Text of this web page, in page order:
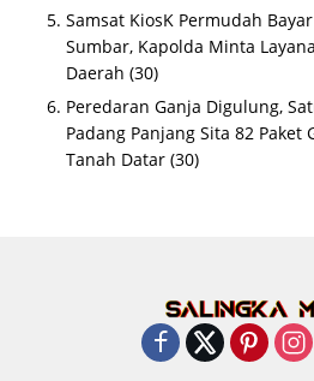
Samsat KiosK Permudah
Sumbar, Kapolda Minta
Daerah (30)
Peredaran Ganja Digulung,
Padang Panjang Sita 82 Paket
Tanah Datar (30)